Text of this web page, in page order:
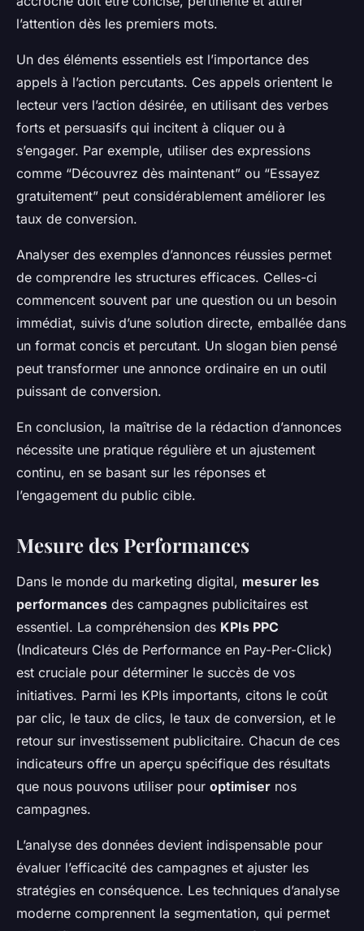
l’attention dès les premiers mots.
Un des éléments essentiels est l’importance des
appels à l’action percutants. Ces appels orientent le
lecteur vers l’action désirée, en utilisant des verbes
forts et persuasifs qui incitent à cliquer ou à
s’engager. Par exemple, utiliser des expressions
comme “Découvrez dès maintenant” ou “Essayez
gratuitement” peut considérablement améliorer les
taux de conversion.
Analyser des exemples d’annonces réussies permet
de comprendre les structures efficaces. Celles-ci
commencent souvent par une question ou un besoin
immédiat, suivis d’une solution directe, emballée dans
un format concis et percutant. Un slogan bien pensé
peut transformer une annonce ordinaire en un outil
puissant de conversion.
En conclusion, la maîtrise de la rédaction d’annonces
nécessite une pratique régulière et un ajustement
continu, en se basant sur les réponses et
l’engagement du public cible.
Mesure des Performances
Dans le monde du marketing digital, mesurer les
performances des campagnes publicitaires est
essentiel. La compréhension des KPIs PPC
(Indicateurs Clés de Performance en Pay-Per-Click)
est cruciale pour déterminer le succès de vos
initiatives. Parmi les KPIs importants, citons le coût
par clic, le taux de clics, le taux de conversion, et le
retour sur investissement publicitaire. Chacun de ces
indicateurs offre un aperçu spécifique des résultats
que nous pouvons utiliser pour optimiser nos
campagnes.
L’analyse des données devient indispensable pour
évaluer l’efficacité des campagnes et ajuster les
stratégies en conséquence. Les techniques d’analyse
moderne comprennent la segmentation, qui permet